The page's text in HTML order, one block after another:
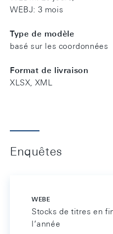
WEBJ: 3 mois
Type de modèle
basé sur les coordonnées
Format de livraison
XLSX, XML
Enquêtes
WEBE
Stocks de titres en
l’année